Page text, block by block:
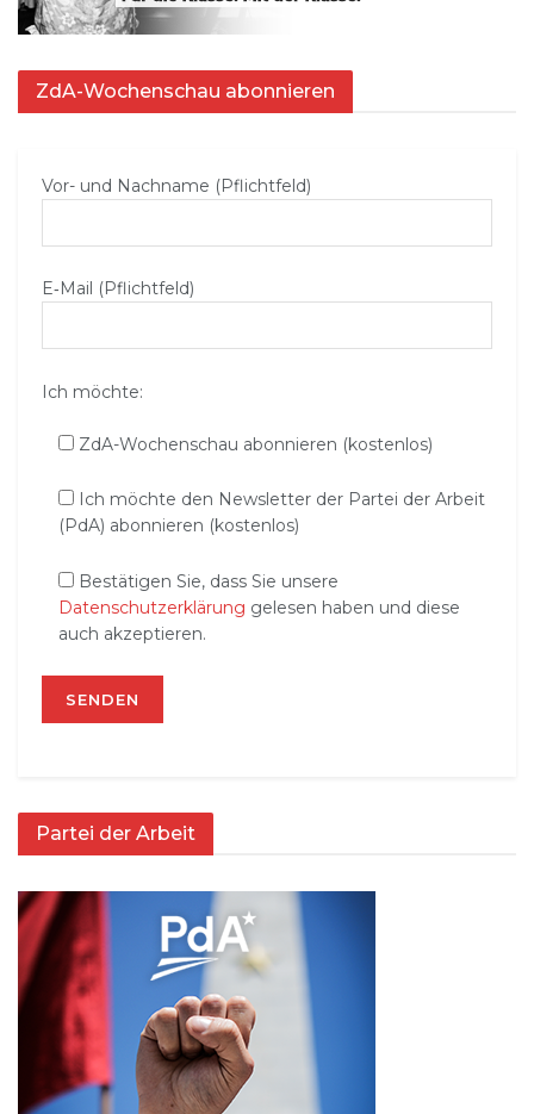
ZdA-Wochenschau abonnieren
Vor- und Nachname (Pflichtfeld)
E‑Mail (Pflichtfeld)
Ich möchte:
ZdA-Wochenschau abonnieren (kostenlos)
Ich möchte den Newsletter der Partei der Arbeit
(PdA) abonnieren (kostenlos)
Bestätigen Sie, dass Sie unsere
Datenschutzerklärung gelesen haben und diese
auch akzeptieren.
Partei der Arbeit